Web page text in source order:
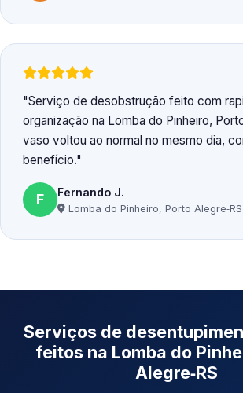
Serviço de desobstrução feito com
organização na Lomba do Pinheiro,
vaso voltou ao normal no mesmo dia,
benefício.
F Fernando J.
Lomba do Pinheiro, Porto Alegre‑RS
Serviços de
feitos na Lomba do
Alegre‑RS